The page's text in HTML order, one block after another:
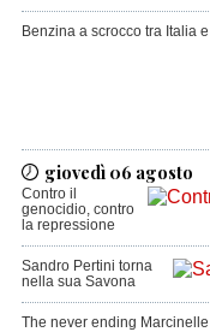
Benzina a scrocco tra Italia
giovedì 06 agosto
Contro il
genocidio, contro
la repressione
Sandro Pertini torna
nella sua Savona
The never ending Marcinelle